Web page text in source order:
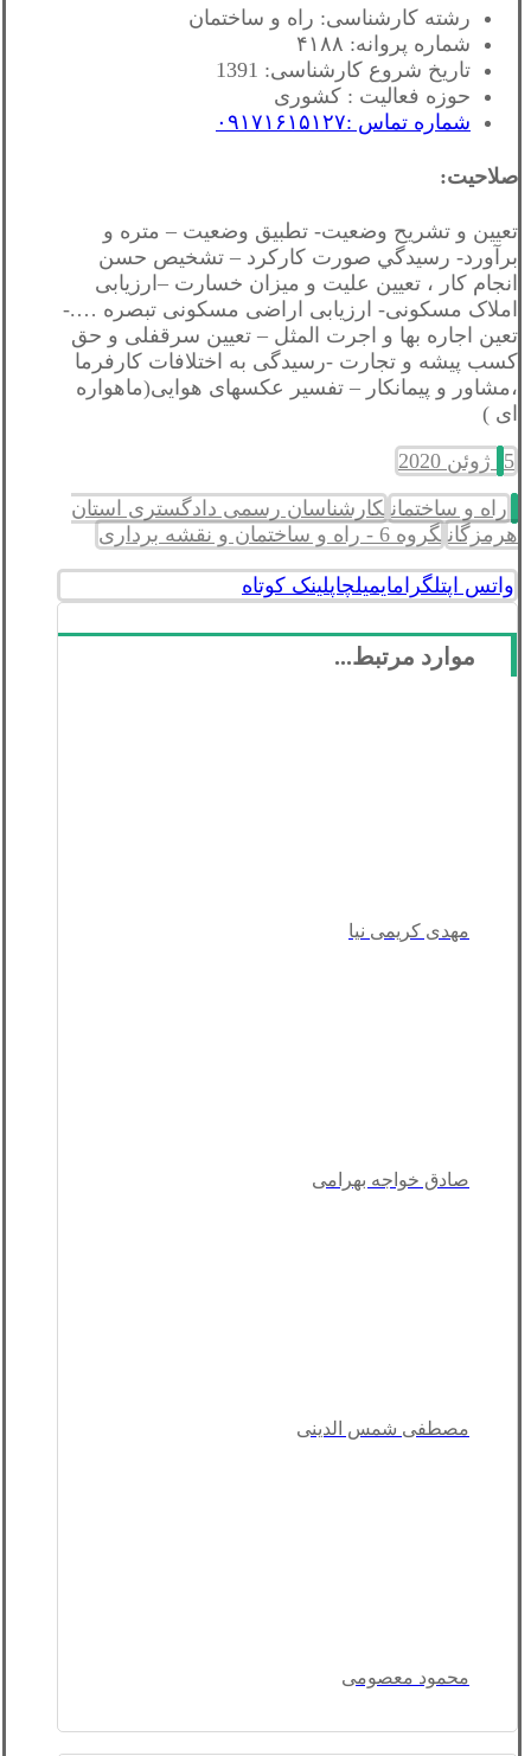
رشته کارشناسی: راه و ساختمان
شماره پروانه: ۴۱۸۸
تاریخ شروع کارشناسی: 1391
حوزه فعالیت : کشوری
شماره تماس :۰۹۱۷۱۶۱۵۱۲۷
صلاحیت:
تعيين و تشريح وضعيت- تطبيق وضعيت – متره و
برآورد- رسيدگي صورت كاركرد – تشخيص حسن
انجام كار ، تعيين عليت و ميزان خسارت –ارزیابی
املاک مسکونی- ارزیابی اراضی مسکونی تبصره ….-
تعین اجاره بها و اجرت المثل – تعیین سرقفلی و حق
کسب پیشه و تجارت -رسیدگی به اختلافات کارفرما
،مشاور و پیمانکار – تفسیر عکسهای هوایی(ماهواره
ای )
5 ژوئن 2020
راه و ساختمان کارشناسان رسمی دادگستری استان
هرمزگان گروه 6 - راه و ساختمان و نقشه برداری
واتس اپتلگرامایمیلچاپلینک کوتاه
موارد مرتبط...
مهدی کریمی نیا
صادق خواجه بهرامی
مصطفی شمس الدینی
محمود معصومی